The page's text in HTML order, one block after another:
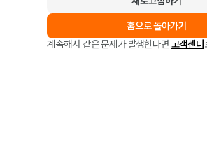
홈으로 돌아가기
계속해서 같은 문제가 발생한다면 고객센터